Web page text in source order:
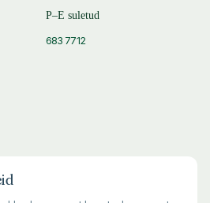
P–E suletud
683 7712